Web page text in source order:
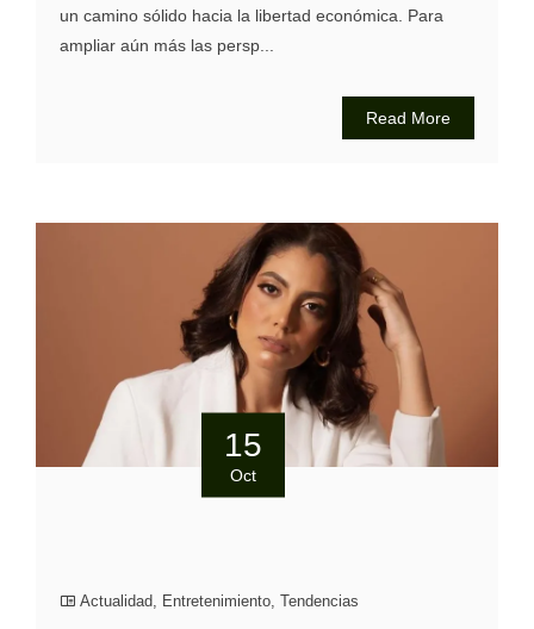
un camino sólido hacia la libertad económica. Para
ampliar aún más las persp...
Read More
15
Oct
Actualidad Entretenimiento Tendencias